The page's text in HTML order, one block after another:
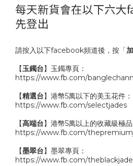
每天新貨會在以下六大
先登出
請按入以下facebook頻道後，按「
【玉鐲台】玉鐲專頁：
https://www.fb.com/
【精選台】港幣5萬以下的美玉花件：
https://www.fb.com/selectjades
【高端台】港幣5萬以上的收藏級極品
https://www.fb.com/
【墨翠台】墨翠專頁：
https://www.fb.com/